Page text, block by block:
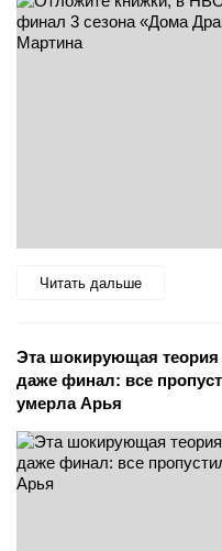
Читать дальше
Эта шокирующая теория
даже финал: все
умерла Арья